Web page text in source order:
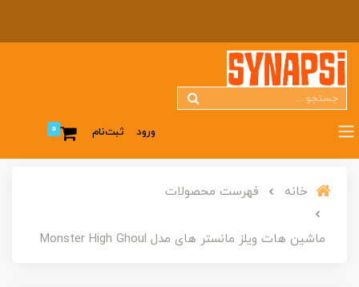
ورود ثبت‌نام 0
خانه فهرست محصولات
ماشین هات ویلز مانستر های مدل Monster High Ghoul